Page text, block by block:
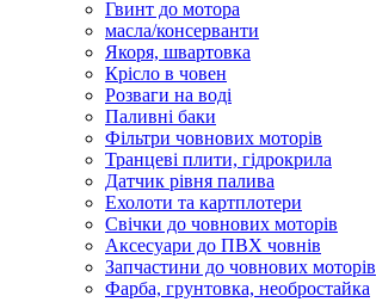
Гвинт до мотора
масла/консерванти
Якоря, швартовка
Крісло в човен
Розваги на воді
Паливні баки
Фільтри човнових моторів
Транцеві плити, гідрокрила
Датчик рівня палива
Ехолоти та картплотери
Cвічки до човнових моторів
Аксесуари до ПВХ човнів
Запчастини до човнових моторів
Фарба, грунтовка, необростайка